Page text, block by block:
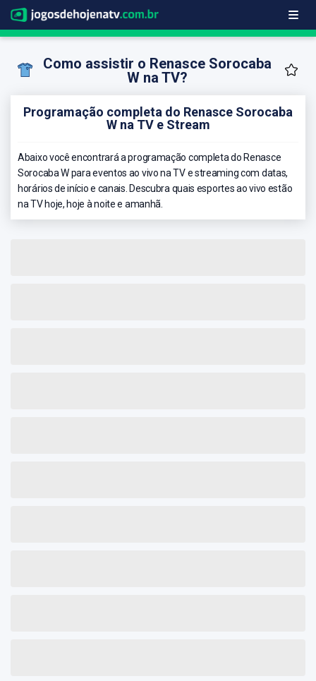
Como assistir o Renasce Sorocaba
W na TV?
Programação completa do Renasce Sorocaba
W na TV e Stream
Abaixo você encontrará a programação completa do Renasce
Sorocaba W para eventos ao vivo na TV e streaming com datas,
horários de início e canais. Descubra quais esportes ao vivo estão
na TV hoje, hoje à noite e amanhã.